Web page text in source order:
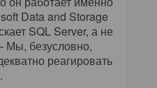
Data and Storage
SQL Server, а не
Мы, безусловно,
реагировать